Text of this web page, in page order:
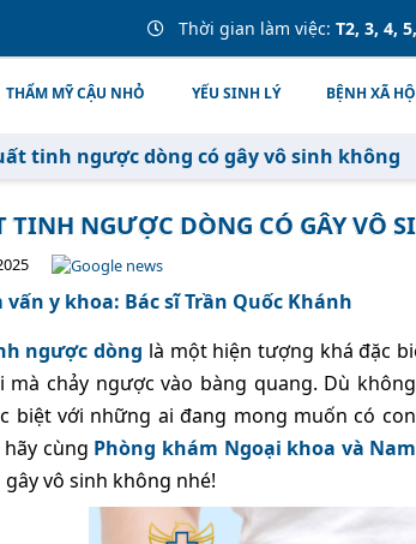
Thời gian làm việc: T2, 3, 4,
THẨM MỸ CẬU NHỎ YẾU SINH LÝ BỆNH XÃ
tinh ngược dòng có gây vô sinh không
TINH NGƯỢC DÒNG CÓ GÂY VÔ
y khoa: Bác sĩ Trần Quốc Khánh
ngược dòng là một hiện tượng khá đặc
mà chảy ngược vào bàng quang. Dù
biệt với những ai đang mong muốn có
cùng Phòng khám Ngoại khoa và
vô sinh không nhé!